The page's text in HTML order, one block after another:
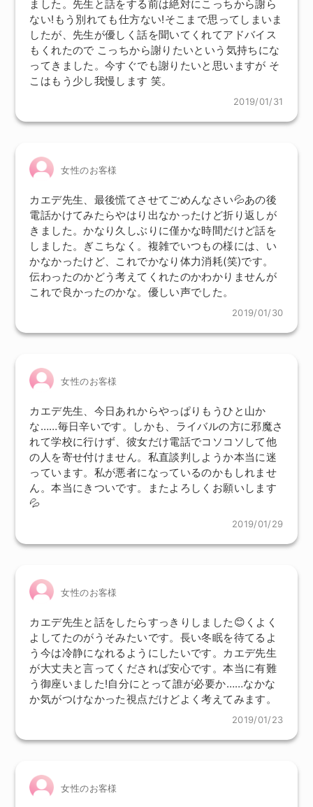
ました。先生と話をする前は絶対にこっちから謝ら
ない!もう別れても仕方ない!そこまで思ってしまいま
したが、先生が優しく話を聞いてくれてアドバイス
もくれたので こっちから謝りたいという気持ちにな
ってきました。今すぐでも謝りたいと思いますが そ
こはもう少し我慢します 笑。
2019/01/31
女性のお客様
カエデ先生、最後慌てさせてごめんなさい💦あの後
電話かけてみたらやはり出なかったけど折り返しが
きました。かなり久しぶりに僅かな時間だけど話を
しました。ぎこちなく。複雑でいつもの様には、い
かなかったけど、これでかなり体力消耗(笑)です。
伝わったのかどう考えてくれたのかわかりませんが
これで良かったのかな。優しい声でした。
2019/01/30
女性のお客様
カエデ先生、今日あれからやっぱりもうひと山か
な……毎日辛いです。しかも、ライバルの方に邪魔さ
れて学校に行けず、彼女だけ電話でコソコソして他
の人を寄せ付けません。私直談判しようか本当に迷
っています。私が悪者になっているのかもしれませ
ん。本当にきついです。またよろしくお願いします
💦
2019/01/29
女性のお客様
カエデ先生と話をしたらすっきりしました😊くよく
よしてたのがうそみたいです。長い冬眠を待てるよ
う今は冷静になれるようにしたいです。カエデ先生
が大丈夫と言ってくだされば安心です。本当に有難
う御座いました!自分にとって誰が必要か……なかな
か気がつけなかった視点だけどよく考えてみます。
2019/01/23
女性のお客様